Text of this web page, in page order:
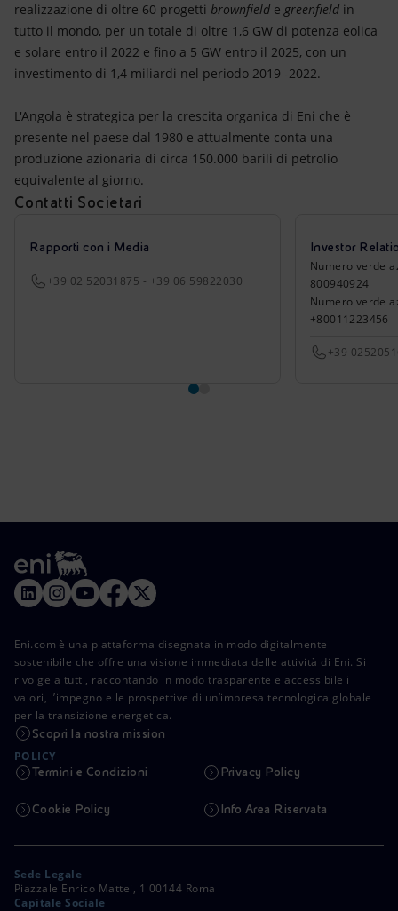
realizzazione di oltre 60 progetti brownfield e greenfield in
tutto il mondo, per un totale di oltre 1,6 GW di potenza eolica
e solare entro il 2022 e fino a 5 GW entro il 2025, con un
investimento di 1,4 miliardi nel periodo 2019 -2022.
L'Angola è strategica per la crescita organica di Eni che è
presente nel paese dal 1980 e attualmente conta una
produzione azionaria di circa 150.000 barili di petrolio
equivalente al giorno.
Contatti Societari
Rapporti con i Media
+39 02 52031875 - +39 06 59822030
Investor
Numero verde
800940924
Numero verde
+80011223456
+39
Eni.com è una piattaforma disegnata in modo digitalmente
sostenibile che offre una visione immediata delle attività di Eni. Si
rivolge a tutti, raccontando in modo trasparente e accessibile i
valori, l’impegno e le prospettive di un’impresa tecnologica globale
per la transizione energetica.
Scopri la nostra mission
POLICY
Termini e Condizioni Privacy Policy
Cookie Policy Info Area Riservata
Sede Legale
Piazzale Enrico Mattei, 1 00144 Roma
Capitale Sociale